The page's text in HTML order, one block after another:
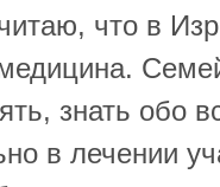
что в
знать обо
в лечении